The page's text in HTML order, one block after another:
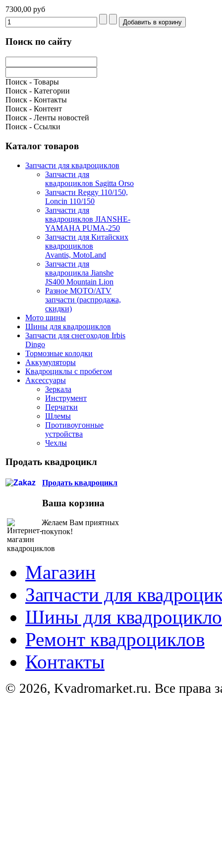
7300,00 руб
Поиск по сайту
Поиск - Товары
Поиск - Категории
Поиск - Контакты
Поиск - Контент
Поиск - Ленты новостей
Поиск - Ссылки
Каталог товаров
Запчасти для квадроциклов
Запчасти для
квадроциклов Sagitta Orso
Запчасти Reggy 110/150,
Loncin 110/150
Запчасти для
квадроциклов JIANSHE-
YAMAHA PUMA-250
Запчасти для Китайских
квадроциклов
Avantis, MotoLand
Запчасти для
квадроцикла Jianshe
JS400 Mountain Lion
Разное МОТО/ATV
запчасти (распродажа,
скидки)
Мото шины
Шины для квадроциклов
Запчасти для снегоходов Irbis
Dingo
Тормозные колодки
Аккумуляторы
Квадроциклы с пробегом
Аксессуары
Зеркала
Инструмент
Перчатки
Шлемы
Противоугонные
устройства
Чехлы
Продать квадроцикл
Продать квадроцикл
Ваша корзина
Желаем Вам приятных
покупок!
Магазин
Запчасти для
Шины для
Ремонт квадроциклов
Контакты
© 2026, Kvadromarket.ru. Все права